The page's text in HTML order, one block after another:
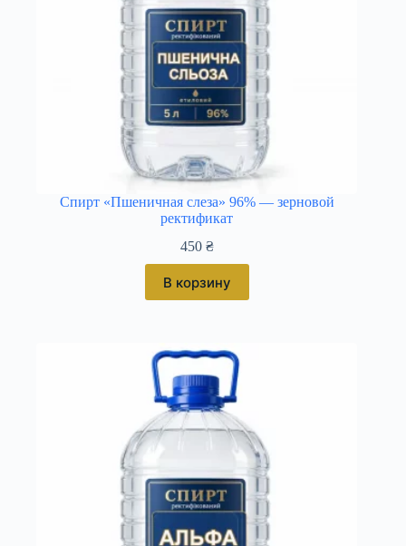
Спирт «Пшеничная слеза» 96% — зерновой
ректификат
450 ₴
В корзину